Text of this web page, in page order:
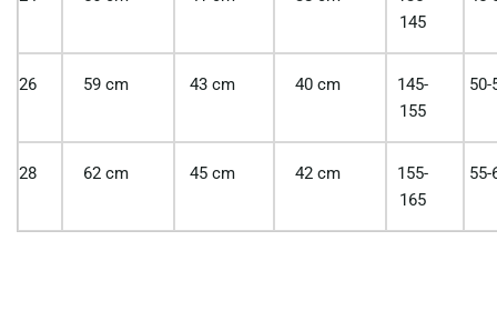
145
26 59 cm 43 cm 40 cm
145-
155
50-
28 62 cm 45 cm 42 cm
155-
165
55-